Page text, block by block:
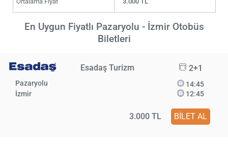
En Uygun Fiyatlı Pazaryolu - İzmir Otobüs
Biletleri
Esadaş Turizm 2+1
Pazaryolu
İzmir
14:45
12:45
3.000 TL BİLET AL